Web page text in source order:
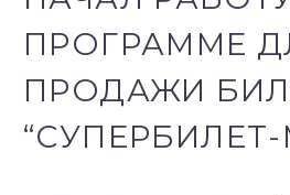
ПРОГРАММЕ
ПРОДАЖИ